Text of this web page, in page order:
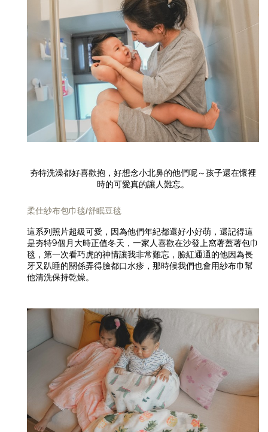
夯特洗澡都好喜歡抱，好想念小北鼻的他們呢～孩子還在懷裡
時的可愛真的讓人難忘。
柔仕紗布包巾毯/舒眠豆毯
這系列照片超級可愛，因為他們年紀都還好小好萌，還記得這
是夯特9個月大時正值冬天，一家人喜歡在沙發上窩著蓋著包巾
毯，第一次看巧虎的神情讓我非常難忘，臉紅通通的他因為長
牙又趴睡的關係弄得臉都口水疹，那時候我們也會用紗布巾幫
他清洗保持乾燥。